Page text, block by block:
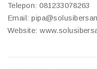
Telepon: 081233078263
Email:
Website: